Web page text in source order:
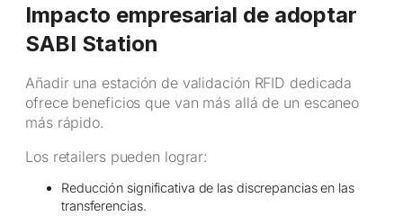
Impacto empresarial de adoptar
SABI Station
Añadir una estación de validación RFID dedicada
ofrece beneficios que van más allá de un escaneo
más rápido.
Los retailers pueden lograr:
Reducción significativa de las discrepancias en las
transferencias.